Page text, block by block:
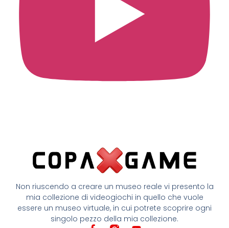
Non riuscendo a creare un museo reale vi presento la
mia collezione di videogiochi in quello che vuole
essere un museo virtuale, in cui potrete scoprire ogni
singolo pezzo della mia collezione.